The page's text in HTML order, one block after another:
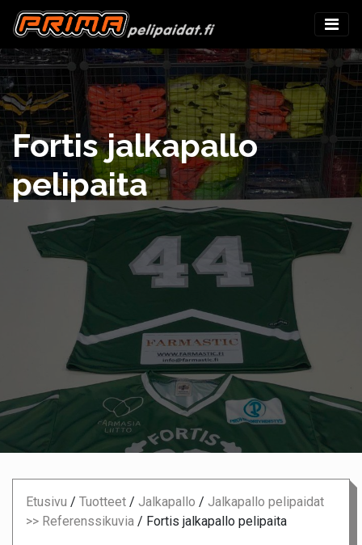
Fortis jalkapallo
pelipaita
Etusivu / Tuotteet / Jalkapallo / Jalkapallo pelipaidat
>> Referenssikuvia / Fortis jalkapallo pelipaita